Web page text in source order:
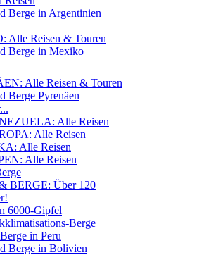
Berge in Argentinien
Alle Reisen & Touren
Berge in Mexiko
Alle Reisen & Touren
Berge Pyrenäen
Alle Reisen
Alle Reisen
Alle Reisen
Alle Reisen
BERGE: Über 120
6000-Gipfel
Berge
in Peru
Berge in Bolivien